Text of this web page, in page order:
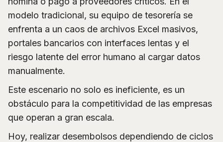
modelo tradicional, su equipo de tesorería se
enfrenta a un caos de archivos Excel masivos,
portales bancarios con interfaces lentas y el
riesgo latente del error humano al cargar datos
manualmente.
Este escenario no solo es ineficiente, es un
obstáculo para la competitividad de las empresas
que operan a gran escala.
Hoy, realizar desembolsos dependiendo de ciclos